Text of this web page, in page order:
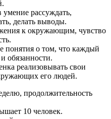
умение рассуждать,
делать выводы.
к окружающим, чувство
понятия о том, что каждый
обязанности.
реализовывать свои
его людей.
продолжительность
10 человек.